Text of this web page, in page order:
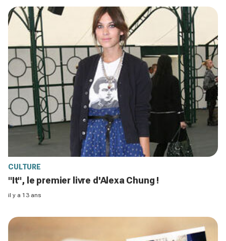
CULTURE
"It", le premier livre d'Alexa Chung !
il y a 13 ans